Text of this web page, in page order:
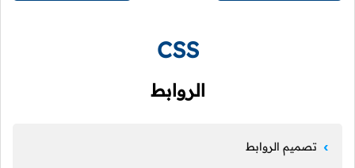
CSS
الروابط
تصميم الروابط